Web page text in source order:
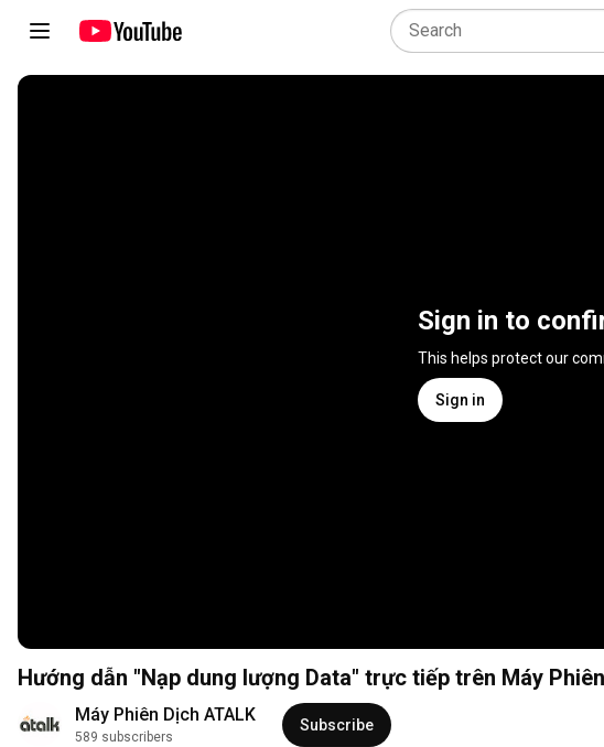
Sign in to
This helps protect our
Sign in
Hướng dẫn "Nạp dung lượng Data" trực tiếp trên Máy
Máy Phiên Dịch ATALK
589 subscribers
Subscribe